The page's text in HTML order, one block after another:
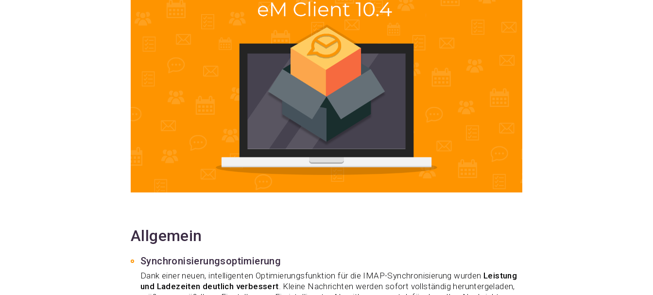
Allgemein
Synchronisierungsoptimierung
Dank einer neuen, intelligenten Optimierungsfunktion für die IMAP-Synchronisierung wurden Leistung
und Ladezeiten deutlich verbessert . Kleine Nachrichten werden sofort vollständig heruntergeladen,